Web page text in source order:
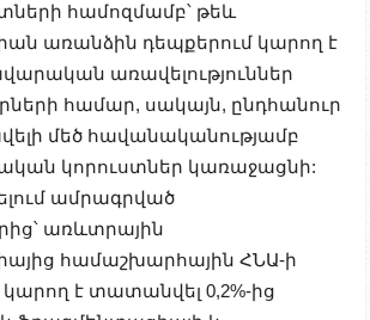
համոզմամբ՝ թեև
առանձին դեպքերում կարող է
առավելություններ
համար, սակայն, ընդհանուր
մեծ հավանականությամբ
կորուստներ կառաջացնի:
ամրագրված
առևտրային
համաշխարհային ՀՆԱ-ի
է տատանվել 0,2%-ից